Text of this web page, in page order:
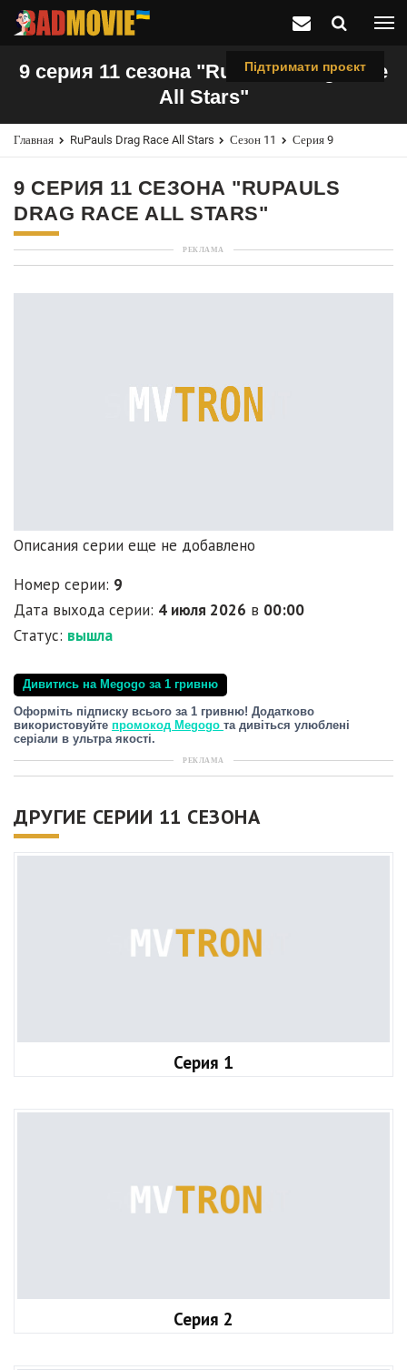
Підтримати проєкт
9 серия 11 сезона "RuPauls Drag Race
All Stars"
Главная RuPauls Drag Race All Stars Сезон 11 Серия 9
9 СЕРИЯ 11 СЕЗОНА "RUPAULS
DRAG RACE ALL STARS"
РЕКЛАМА
Описания серии еще не добавлено
Номер серии: 9
Дата выхода серии: 4 июля 2026 в 00:00
Статус: вышла
Дивитись на Megogo за 1 гривню
Оформіть підписку всього за 1 гривню! Додатково
використовуйте промокод Megogo та дивіться улюблені
серіали в ультра якості.
РЕКЛАМА
ДРУГИЕ СЕРИИ 11 СЕЗОНА
Серия 1
Серия 2